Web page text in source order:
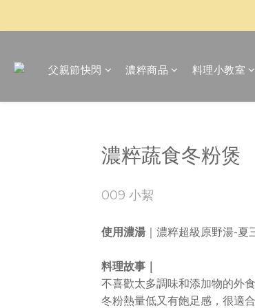
父親節快閃 濃粹商品 料理小教室
濃粹蔬食冬粉煲
009 小絜
使用濃湯 ｜濃粹超級原野湯-夏
料理故事｜
不喜歡太多調味和添加物的外
冬粉熱量低又有飽足感，很適